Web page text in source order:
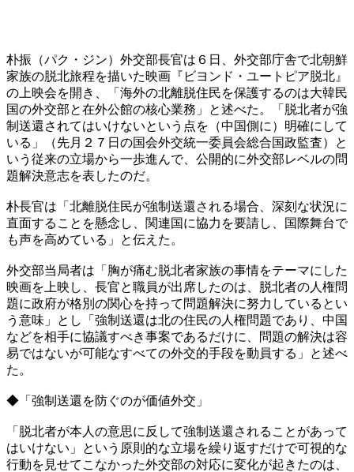
朴振（パク・ジン）外交部長官は６日、外交部庁舎で北朝鮮
家族の脱北旅程を描いた映画『ビヨンド・ユートピア脱北』
の上映会を開き、「海外の北離脱住民を保護するのは大韓民
国の外交部と在外公館の核心業務」と述べた。「脱北者が強
制送還されてはいけないという点を（中国側に）明確にして
いる」（先月２７日の国会外交統一委員会総合国政監査）と
いう従来の立場から一歩進んで、公開的に外交部レベルの問
題解決意志を表したのだ。
朴長官は「北離脱住民が強制送還される場合、深刻な状況に
直面することを懸念し、関連国に協力を要請し、国際舞台で
も声を高めている」と伝えた。
外交部当局者は「胸が痛む脱北者家族の事情をテーマにした
映画を上映し、長官と職員が出席したのは、脱北者の人権問
題に政府が格別の関心を持って問題解決に努力しているとい
う意味」とし「強制送還は北の住民の人権問題であり、中国
などを相手に協議すべき事案であるだけに、問題の解決は容
易ではないが可能なすべての外交的手段を動員する」と述べ
た。
◆「強制送還を防ぐのが価値外交」
「脱北者が本人の意思に反して強制送還されることがあって
はいけない」という原則的な立場を繰り返すだけで可視的な
行動を見せてこなかった外交部の対応に変化が起きたのは、